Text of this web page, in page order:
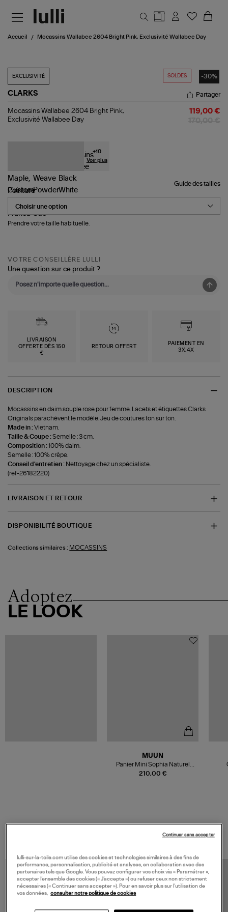
Accueil Mocassins Wallabee 2604 Bright Pink, Exclusivité Wallabee Day
SOLDES -30%
EXCLUSIVITÉ
CLARKS
Mocassins
Wallabee
Partager
Mocassins Wallabee 2604 Bright Pink,
Exclusivité Wallabee Day
119,00 €
+10
Voir plus
Guide des tailles
Pointure
Prendre votre taille habituelle.
VOTRE CONSEILLÈRE LULLI
Une question sur ce produit ?
LIVRAISON
OFFERTE DÈS 150
€
RETOUR OFFERT
PAIEMENT EN
3X,4X
DESCRIPTION
Mocassins en daim souple rose pour femme. Lacets et étiquettes Clarks
Originals parachèvent le modèle. Jeu de coutures ton sur ton.
Made in :Vietnam.
Taille & Coupe :Semelle : 3 cm.
Composition :100% daim.
Semelle : 100% crêpe.
Conseil d'entretien : Nettoyage chez un spécialiste.
(ref-26182220)
LIVRAISON ET RETOUR
DISPONIBILITÉ BOUTIQUE
Collections similaires : MOCASSINS
Adoptez
LE LOOK
210,00 €
MUUN
Panier Mini Sophia Naturel
Marron
lulli-sur-la-toile.com utilise des cookies et technologies similaires à des fins de
performance, personnalisation, publicité et analyses, en collaboration avec des
partenaires tels que Google. Vous pouvez configurer vos choix via « Paramétrer »,
accepter l’ensemble des cookies (« J’accepte ») ou refuser ceux non strictement
nécessaires (« Continuer sans accepter »). Pour en savoir plus sur l’utilisation de
vos données, consulter notre politique de cookies
Continuer sans accepter